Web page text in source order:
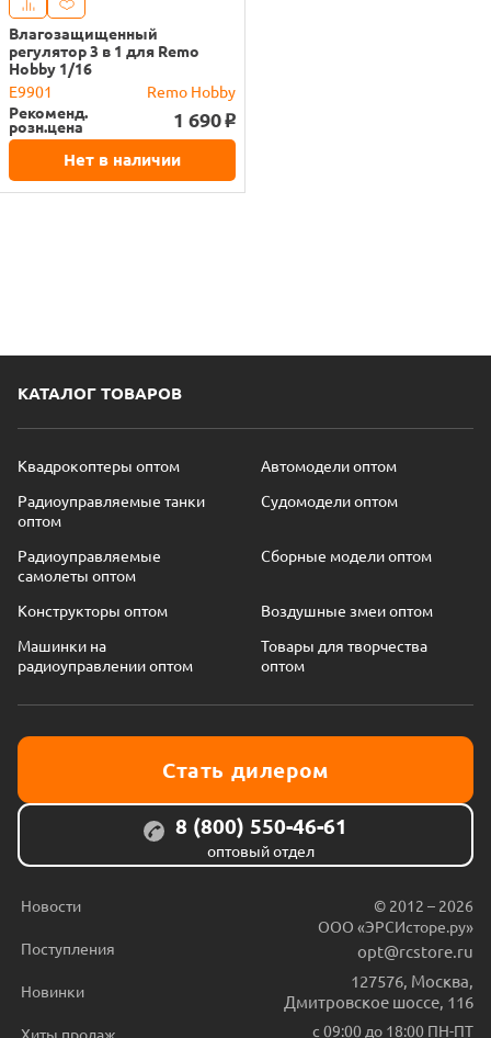
Влагозащищенный
регулятор 3 в 1 для Remo
Hobby 1/16
E9901
Remo Hobby
Рекоменд.
розн.цена 1 690 o
Нет в наличии
КАТАЛОГ ТОВАРОВ
Квадрокоптеры оптом
Автомодели оптом
Радиоуправляемые танки
оптом
Судомодели оптом
Радиоуправляемые
самолеты оптом
Сборные модели оптом
Конструкторы оптом
Воздушные змеи оптом
Машинки на
радиоуправлении оптом
Товары для творчества
оптом
Стать дилером
8 (800) 550-46-61
оптовый отдел
Новости
Поступления
Новинки
Хиты продаж
© 2012 – 2026
ООО «ЭРСИсторе.ру»
opt@rcstore.ru
127576 Москва
Дмитровское шоссе, 116
с 09:00 до 18:00 ПН-ПТ